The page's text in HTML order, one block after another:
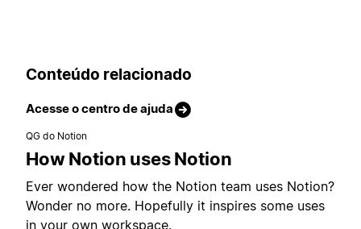
Conteúdo relacionado
Acesse o centro de ajuda
QG do Notion
How Notion uses Notion
Ever wondered how the Notion team uses Notion?
Wonder no more. Hopefully it inspires some uses
in your own workspace.